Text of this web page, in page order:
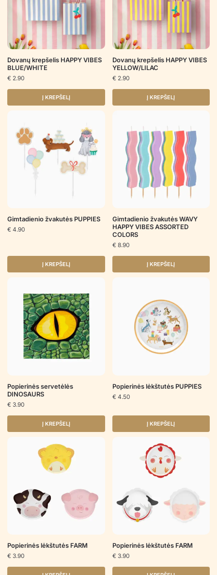
Dovanų krepšelis HAPPY VIBES
BLUE/WHITE
€ 2.90
Į KREPŠELĮ
Dovanų krepšelis HAPPY VIBES
YELLOW/LILAC
€ 2.90
Į KREPŠELĮ
Gimtadienio žvakutės PUPPIES
€ 4.90
Į KREPŠELĮ
Gimtadienio žvakutės WAVY
HAPPY VIBES ASSORTED
COLORS
€ 8.90
Į KREPŠELĮ
Popierinės servetėlės
DINOSAURS
€ 3.90
Į KREPŠELĮ
Popierinės lėkštutės PUPPIES
€ 4.50
Į KREPŠELĮ
Popierinės lėkštutės FARM
€ 3.90
Popierinės lėkštutės FARM
€ 3.90